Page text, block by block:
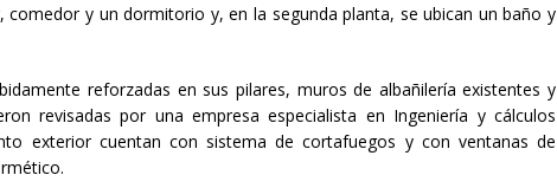
comedor y un dormitorio y, en la segunda planta, se ubican un baño y
reforzadas en sus pilares, muros de albañilería existentes y
revisadas por una empresa especialista en Ingeniería y cálculos
exterior cuentan con sistema de cortafuegos y con ventanas de